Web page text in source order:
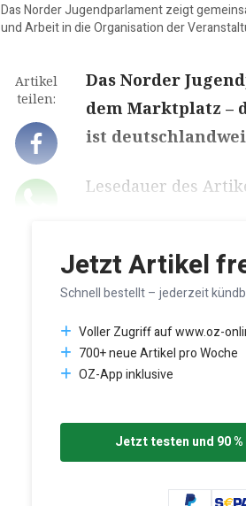
Das Norder Jugendparlament zeigt
und Arbeit in die Organisation der
Artikel
teilen:
Das Norder
dem Marktplatz –
ist
Lesedauer des
Jetzt Artikel
Schnell bestellt – jederzeit
Voller Zugriff auf www.oz-
700+ neue Artikel pro Woche
OZ-App inklusive
Jetzt testen und 90 %